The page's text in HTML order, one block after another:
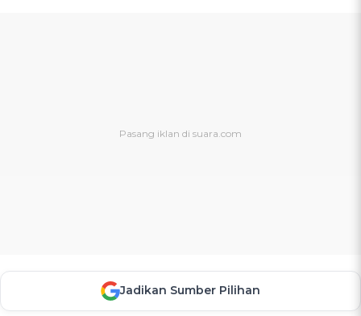
Jadikan Sumber Pilihan